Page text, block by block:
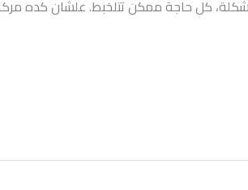
كل حاجة ممكن تتلخبط. علشان كده